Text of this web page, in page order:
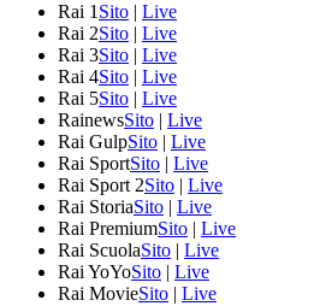
Rai 1 Sito | Live
Rai 2Sito | Live
Rai 3Sito | Live
Rai 4Sito | Live
Rai 5Sito | Live
RainewsSito | Live
Rai GulpSito | Live
Rai SportSito | Live
Rai Sport 2Sito | Live
Rai StoriaSito | Live
Rai PremiumSito | Live
Rai ScuolaSito | Live
Rai YoYoSito | Live
Rai MovieSito | Live